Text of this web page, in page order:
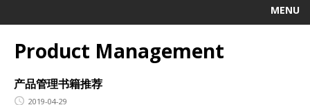
MENU
Product Management
产品管理书籍推荐
2019-04-29